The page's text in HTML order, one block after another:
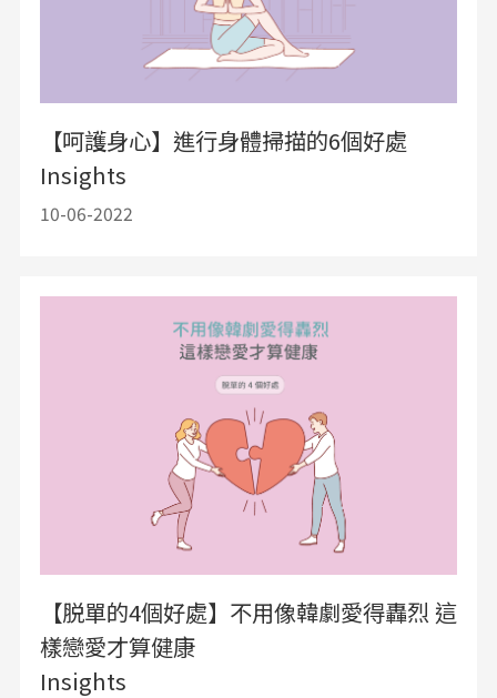
【呵護身心】進行身體掃描的6個好處
Insights
10-06-2022
【脱單的4個好處】不用像韓劇愛得轟烈 這
樣戀愛才算健康
Insights